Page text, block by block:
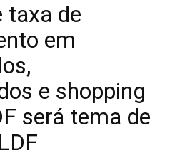
taxa de
em
e shopping
será tema de